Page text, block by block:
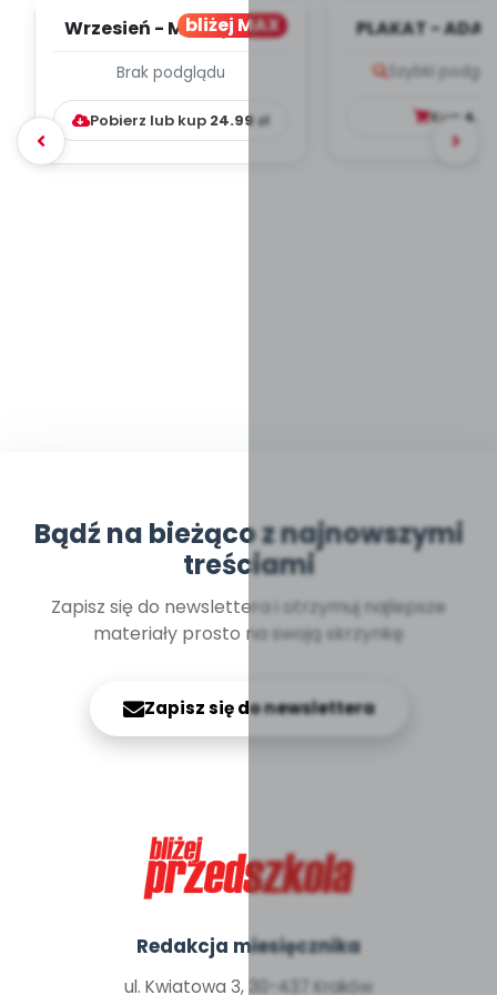
bliżej MAX
Wrzesień - MIESIĘCZNY
WYCHOWAWCZO –
DYDAKTYC...
Brak podglądu
Pobierz lub kup 24.99zł
PLAKAT -
Szybki
Kup
Bądź na bieżąco z najnowszymi
treściami
Zapisz się do newslettera i otrzymuj najlepsze
materiały prosto na swoją skrzynkę
Zapisz się do newslettera
Redakcja miesięcznika
ul. Kwiatowa 3, 30-437 Kraków